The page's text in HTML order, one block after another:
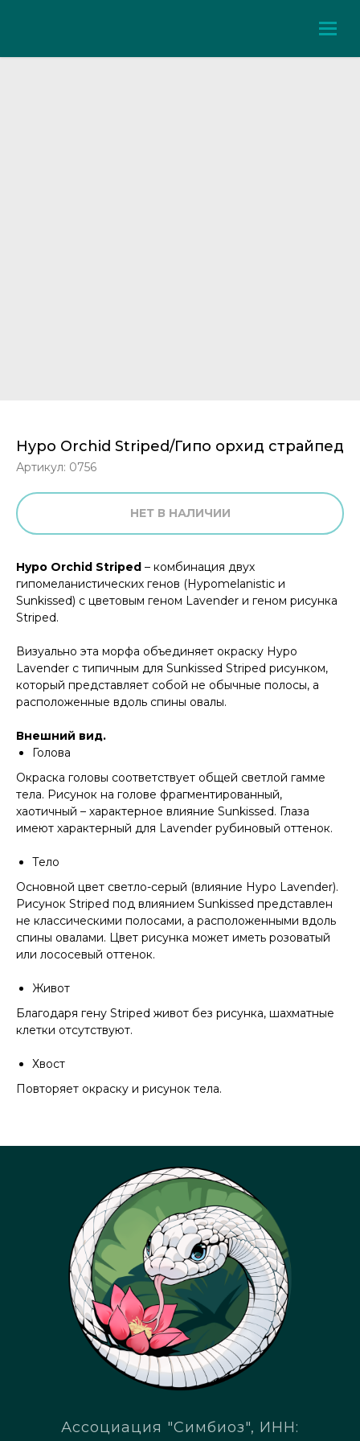
Hypo Orchid Striped/Гипо орхид страйпед
Артикул: 0756
НЕТ В НАЛИЧИИ
Hypo Orchid Striped – комбинация двух
гипомеланистических генов (Hypomelanistic и
Sunkissed) с цветовым геном Lavender и геном рисунка
Striped.
Визуально эта морфа объединяет окраску Hypo
Lavender с типичным для Sunkissed Striped рисунком,
который представляет собой не обычные полосы, а
расположенные вдоль спины овалы.
Внешний вид.
Голова
Окраска головы соответствует общей светлой гамме
тела. Рисунок на голове фрагментированный,
хаотичный – характерное влияние Sunkissed. Глаза
имеют характерный для Lavender рубиновый оттенок.
Тело
Основной цвет светло-серый (влияние Hypo Lavender).
Рисунок Striped под влиянием Sunkissed представлен
не классическими полосами, а расположенными вдоль
спины овалами. Цвет рисунка может иметь розоватый
или лососевый оттенок.
Живот
Благодаря гену Striped живот без рисунка, шахматные
клетки отсутствуют.
Хвост
Повторяет окраску и рисунок тела.
Ассоциация "Симбиоз", ИНН: